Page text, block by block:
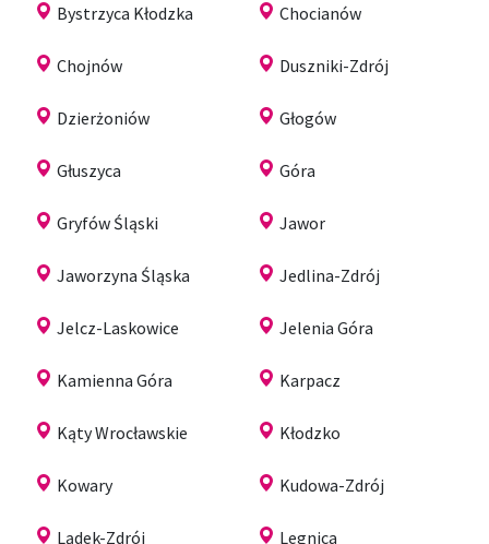
Bystrzyca Kłodzka Chocianów
Chojnów Duszniki-Zdrój
Dzierżoniów Głogów
Głuszyca Góra
Gryfów Śląski Jawor
Jaworzyna Śląska Jedlina-Zdrój
Jelcz-Laskowice Jelenia Góra
Kamienna Góra Karpacz
Kąty Wrocławskie Kłodzko
Kowary Kudowa-Zdrój
Lądek-Zdrój Legnica